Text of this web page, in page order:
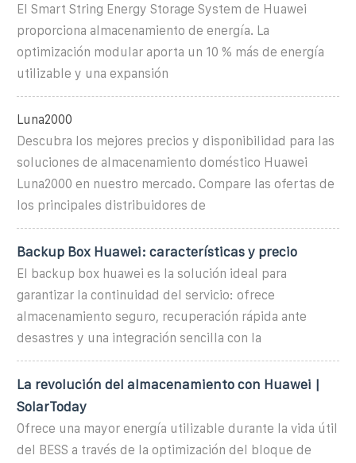
El Smart String Energy Storage System de Huawei
proporciona almacenamiento de energía. La
optimización modular aporta un 10 % más de energía
utilizable y una expansión
Luna2000
Descubra los mejores precios y disponibilidad para las
soluciones de almacenamiento doméstico Huawei
Luna2000 en nuestro mercado. Compare las ofertas de
los principales distribuidores de
Backup Box Huawei: características y precio
El backup box huawei es la solución ideal para
garantizar la continuidad del servicio: ofrece
almacenamiento seguro, recuperación rápida ante
desastres y una integración sencilla con la
La revolución del almacenamiento con Huawei |
SolarToday
Ofrece una mayor energía utilizable durante la vida útil
del BESS a través de la optimización del bloque de